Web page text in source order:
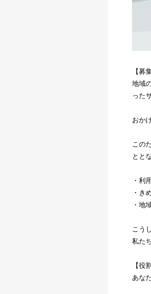
【募
地域
った
おか
この
とと
・利
・き
・地
こう
私た
【役
あな